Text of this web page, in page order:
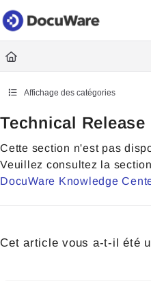
Documentation
Fetch the complete
Use this file to discover all
Affichage des catégories
Technical Release
Cette section n'est pas
Veuillez consultez la
DocuWare Knowledge
Cet article vous a-t-il été